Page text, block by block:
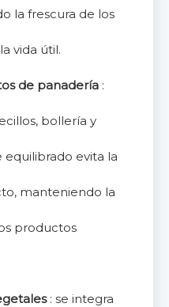
la frescura de los
vida útil.
de panadería :
bollería y
equilibrado evita la
manteniendo la
productos
: se integra